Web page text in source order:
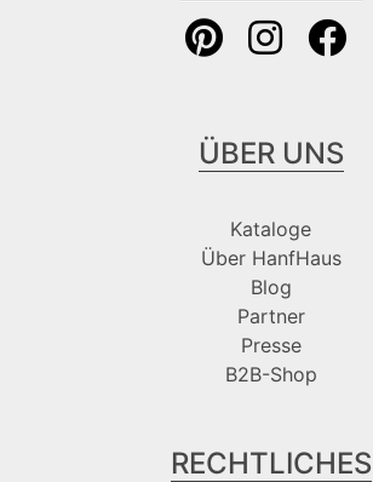
ÜBER UNS
Kataloge
Über HanfHaus
Blog
Partner
Presse
B2B-Shop
RECHTLICHES